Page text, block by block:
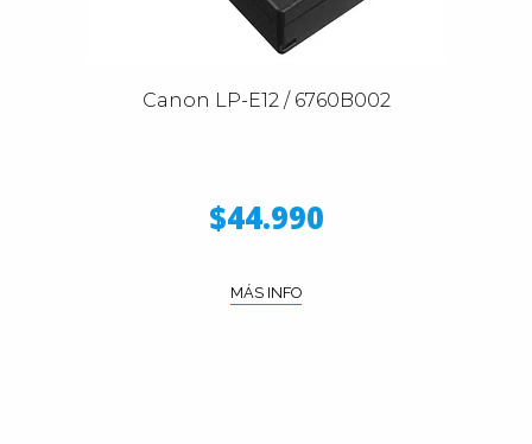
Canon LP-E12 / 6760B002
$44.990
MÁS INFO